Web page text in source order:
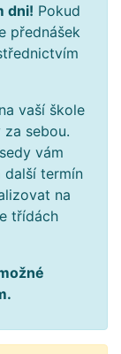
dni! Pokud
přednášek
vaší škole
sebou.
vám
další termín
na
třídách